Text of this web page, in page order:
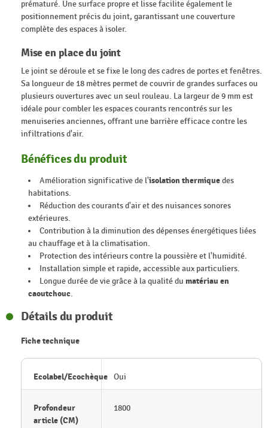
prématuré. Une surface propre et lisse facilite également le
positionnement précis du joint, garantissant une couverture
complète des espaces à isoler.
Mise en place du joint
Le joint se déroule et se fixe le long des cadres de portes et fenêtres.
Sa longueur de 18 mètres permet de couvrir de grandes surfaces ou
plusieurs ouvertures avec un seul rouleau. La largeur de 9 mm est
idéale pour combler les espaces courants rencontrés sur les
menuiseries anciennes, offrant une barrière efficace contre les
infiltrations d'air.
Bénéfices du produit
Amélioration significative de l'isolation thermiquedes
habitations.
Réduction des courants d'air et des nuisances sonores
extérieures.
Contribution à la diminution des dépenses énergétiques liées
au chauffage et à la climatisation.
Protection des intérieurs contre la poussière et l'humidité.
Installation simple et rapide, accessible aux particuliers.
Longue durée de vie grâce à la qualité dumatériau en
caoutchouc.
Détails du produit
Fiche technique
Ecolabel/Ecochèque Oui
Profondeur
article (CM)
1800